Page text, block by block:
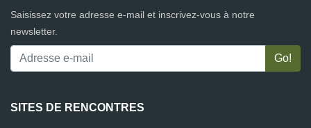
Saisissez votre adresse e-mail et inscrivez-vous à notre
newsletter.
SITES DE RENCONTRES